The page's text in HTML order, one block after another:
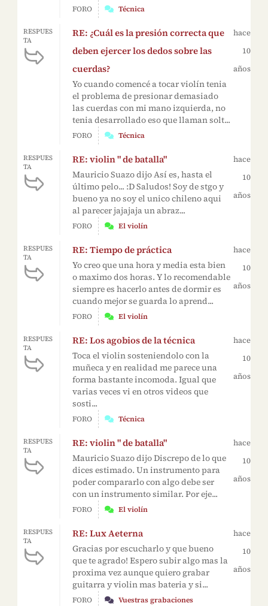
FORO Técnica
RESPUES
TA
RE: ¿Cuál es la presión correcta que
deben ejercer los dedos sobre las
cuerdas?
Yo cuando comencé a tocar violín tenia
el problema de presionar demasiado
las cuerdas con mi mano izquierda, no
tenia desarrollado eso que llaman solt...
hace
10
años
FORO Técnica
RESPUES
TA
RE: violin " de batalla"
Mauricio Suazo dijo Así es, hasta el
último pelo... :D Saludos! Soy de stgo y
bueno ya no soy el unico chileno aqui
al parecer jajajaja un abraz...
hace
10
años
FORO El violín
RESPUES
TA
RE: Tiempo de práctica
Yo creo que una hora y media esta bien
o maximo dos horas. Y lo recomendable
siempre es hacerlo antes de dormir es
cuando mejor se guarda lo aprend...
hace
10
años
FORO El violín
RESPUES
TA
RE: Los agobios de la técnica
Toca el violin sosteniendolo con la
muñeca y en realidad me parece una
forma bastante incomoda. Igual que
varias veces vi en otros videos que
sosti...
hace
10
años
FORO Técnica
RESPUES
TA
RE: violin " de batalla"
Mauricio Suazo dijo Discrepo de lo que
dices estimado. Un instrumento para
poder compararlo con algo debe ser
con un instrumento similar. Por eje...
hace
10
años
FORO El violín
RESPUES
TA
RE: Lux Aeterna
Gracias por escucharlo y que bueno
que te agrado! Espero subir algo mas la
proxima vez aunque quiero grabar
guitarra y violin mas bateria y si...
hace
10
años
FORO Vuestras grabaciones